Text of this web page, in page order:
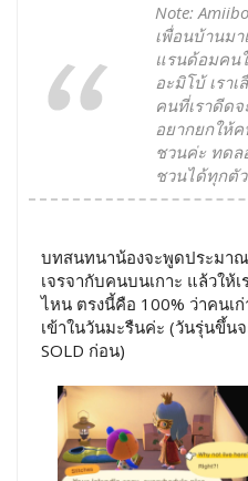
Note:
เพื่อนบ้านม
แรนด้อมคน
อะมิโบ้ เรา
คนที่เราดีดจ
อยากยกให้
ชวนค่ะ ทดล
ชวนได้ทุกตั
บทสนทนาน้องจะพูดประมา
เจรจากับคนบนเกาะ แล้วให้
ไหน ตรงนี้คือ 100% ว่าคนเ
เข้าในวันมะรืนค่ะ (วันรุ่นขึ้น
SOLD ก่อน)